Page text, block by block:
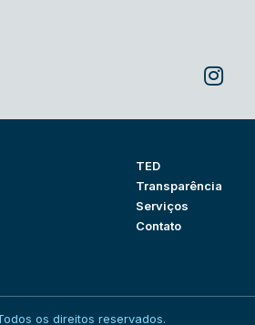
TED
Transparência
Serviços
Contato
os direitos reservados.